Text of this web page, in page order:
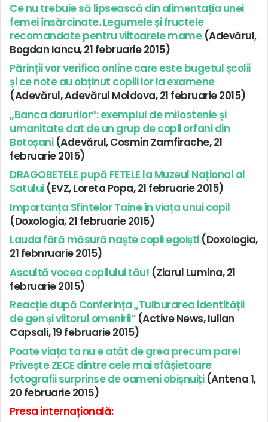
Ce nu trebuie să lipsească din alimentația unei
femei însărcinate. Legumele și fructele
recomandate pentru viitoarele mame(Adevărul,
Bogdan Iancu, 21 februarie 2015)
Părinții vor verifica online care este bugetul școlii
și ce note au obținut copiii lor la examene
(Adevărul, Adevărul Moldova, 21 februarie 2015)
„Banca darurilor“: exemplul de milostenie și
umanitate dat de un grup de copii orfani din
Botoșani(Adevărul, Cosmin Zamfirache, 21
februarie 2015)
DRAGOBETELE pupă FETELE la Muzeul Național al
Satului(EVZ, Loreta Popa, 21 februarie 2015)
Importanța Sfintelor Taine în viața unui copil
(Doxologia, 21 februarie 2015)
Lauda fără măsură naște copii egoiști(Doxologia,
21 febnruarie 2015)
Ascultă vocea copilului tău! (Ziarul Lumina, 21
februarie 2015)
Reacție după Conferința „Tulburarea identității
de gen și viitorul omenirii”(Active News, Iulian
Capsali, 19 februarie 2015)
Poate viața ta nu e atât de grea precum pare!
Privește ZECE dintre cele mai sfâșietoare
fotografii surprinse de oameni obișnuiți(Antena 1,
20 februarie 2015)
Presa internațională: